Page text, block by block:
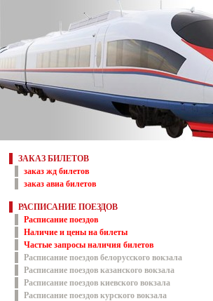
ЗАКАЗ БИЛЕТОВ
заказ жд билетов
заказ авиа билетов
РАСПИСАНИЕ ПОЕЗДОВ
Расписание поездов
Наличие и цены на билеты
Частые запросы наличия билетов
Расписание поездов белорусского вокзала
Расписание поездов казанского вокзала
Расписание поездов киевского вокзала
Расписание поездов курского вокзала